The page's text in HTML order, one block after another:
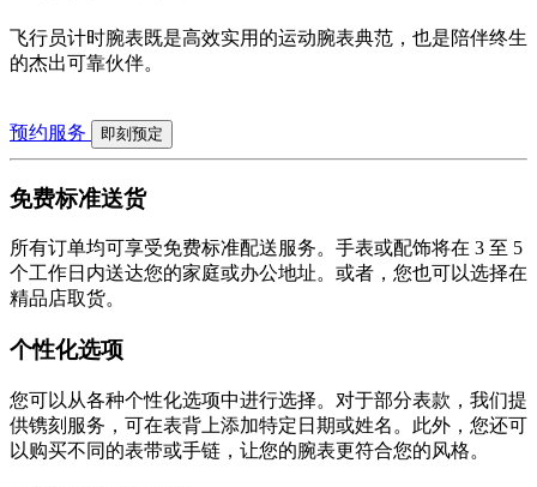
飞行员计时腕表既是高效实用的运动腕表典范，也是陪伴终生
的杰出可靠伙伴。
预约服务 即刻预定
免费标准送货
所有订单均可享受免费标准配送服务。手表或配饰将在 3 至 5
个工作日内送达您的家庭或办公地址。或者，您也可以选择在
精品店取货。
个性化选项
您可以从各种个性化选项中进行选择。对于部分表款，我们提
供镌刻服务，可在表背上添加特定日期或姓名。此外，您还可
以购买不同的表带或手链，让您的腕表更符合您的风格。